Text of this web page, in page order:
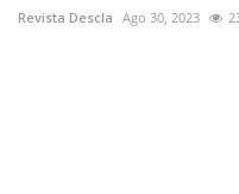
Revista Descla Ago 30, 2023